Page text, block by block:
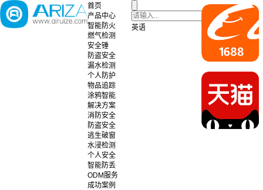
首页
产品中心
智能防火
燃气检测
安全锤
防盗安全
漏水检测
个人防护
物品追踪
涂鸦智能
解决方案
消防安全
防盗安全
逃生破窗
水浸检测
个人安全
智能防丢
ODM服务
成功案例
英语